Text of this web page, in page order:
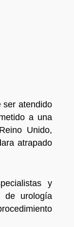
ser atendido
a una
Unido,
atrapado
y
de urología